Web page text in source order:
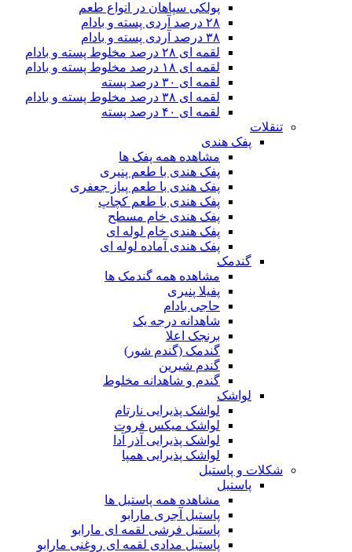
پولکی سپاهان در انواع طعم
۲۸ درصد آردی پسته و بادام
۳۸ درصد آردی پسته و بادام
لقمه ای ۲۸ درصد مخلوط پسته و بادام
لقمه ای ۱۸ درصد مخلوط پسته و بادام
لقمه ای ۳۰ درصد پسته
لقمه ای ۳۸ درصد مخلوط پسته و بادام
لقمه ای ۴۰ درصد پسته
تنقلات
پفک هندی
مشاهده همه پفک ها
پفک هندی با طعم پنیری
پفک هندی با طعم پیاز جعفری
پفک هندی با طعم کچاپ
پفک هندی خام مسطح
پفک هندی خام لوله ای
پفک هندی آماده لوله ای
گندمک
مشاهده همه گندمک ها
پفیلا پنیری
حاجی بادام
شاهدانه درجه یک
برنجک اعلا
گندمک (گندم شور)
گندم شیرین
گندم و شاهدانه مخلوط
لواشک
لواشک پذیرایی نارتام
لواشک میکس فروت
لواشک پذیرایی آذر آدا
لواشک پذیرایی همپا
شکلات و پاستیل
پاستیل
مشاهده همه پاستیل ها
پاستیل آجری مارابو
پاستیل فرشی لقمه ای مارابو
پاستیل مدادی لقمه ای روغنی مارابو